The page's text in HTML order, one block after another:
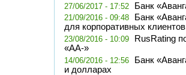
27/06/2017 - 17:52 Банк
21/09/2016 - 09:48
Банк
для корпоративных клиентов
23/08/2016 - 10:09
RusRating
«АА-»
14/06/2016 - 12:56
Банк
и долларах